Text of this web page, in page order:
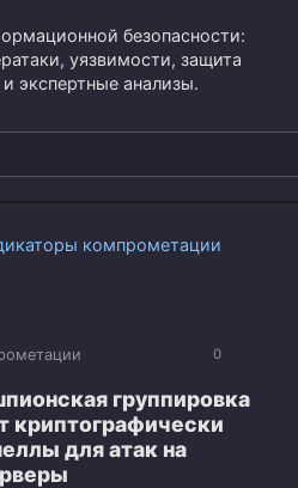
безопасности:
уязвимости, защита
экспертные анализы.
компрометации
0
группировка
криптографически
для атак на